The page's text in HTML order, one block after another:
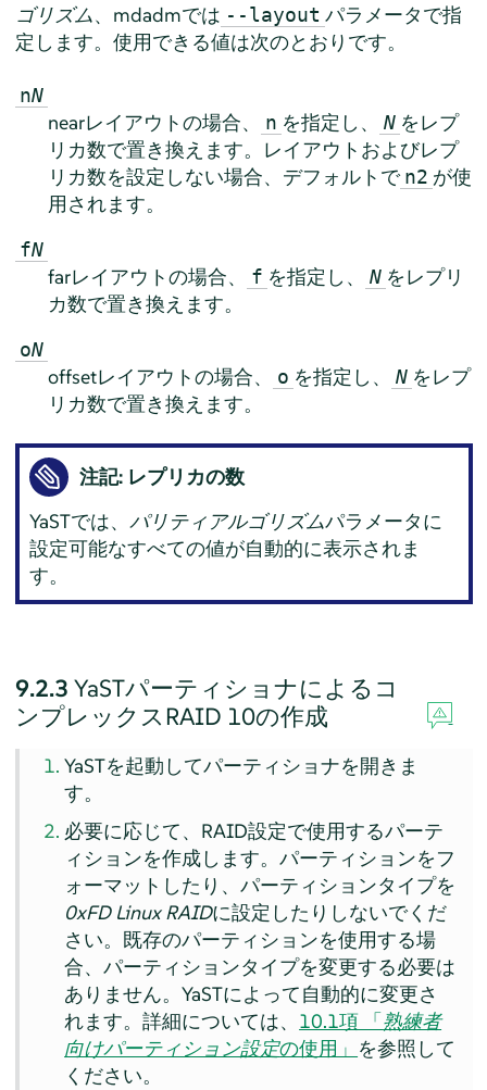
ゴリズム、mdadmでは --layout パラメータで指
定します。使用できる値は次のとおりです。
nN
nearレイアウトの場合、 n を指定し、 N をレプ
リカ数で置き換えます。レイアウトおよびレプ
リカ数を設定しない場合、デフォルトで n2 が使
用されます。
fN
farレイアウトの場合、 f を指定し、 N をレプリ
カ数で置き換えます。
oN
offsetレイアウトの場合、 o を指定し、 N をレプ
リカ数で置き換えます。
注記: レプリカの数
YaSTでは、パリティアルゴリズムパラメータに
設定可能なすべての値が自動的に表示されま
す。
9.2.3 YaSTパーティショナによるコ
ンプレックスRAID 10の作成
YaSTを起動してパーティショナを開きま
す。
必要に応じて、RAID設定で使用するパーテ
ィションを作成します。パーティションをフ
ォーマットしたり、パーティションタイプを
0xFD Linux RAIDに設定したりしないでくだ
さい。既存のパーティションを使用する場
合、パーティションタイプを変更する必要は
ありません。YaSTによって自動的に変更さ
れます。詳細については、 10.1項 「熟練者
向けパーティション設定の使用」 を参照して
ください。